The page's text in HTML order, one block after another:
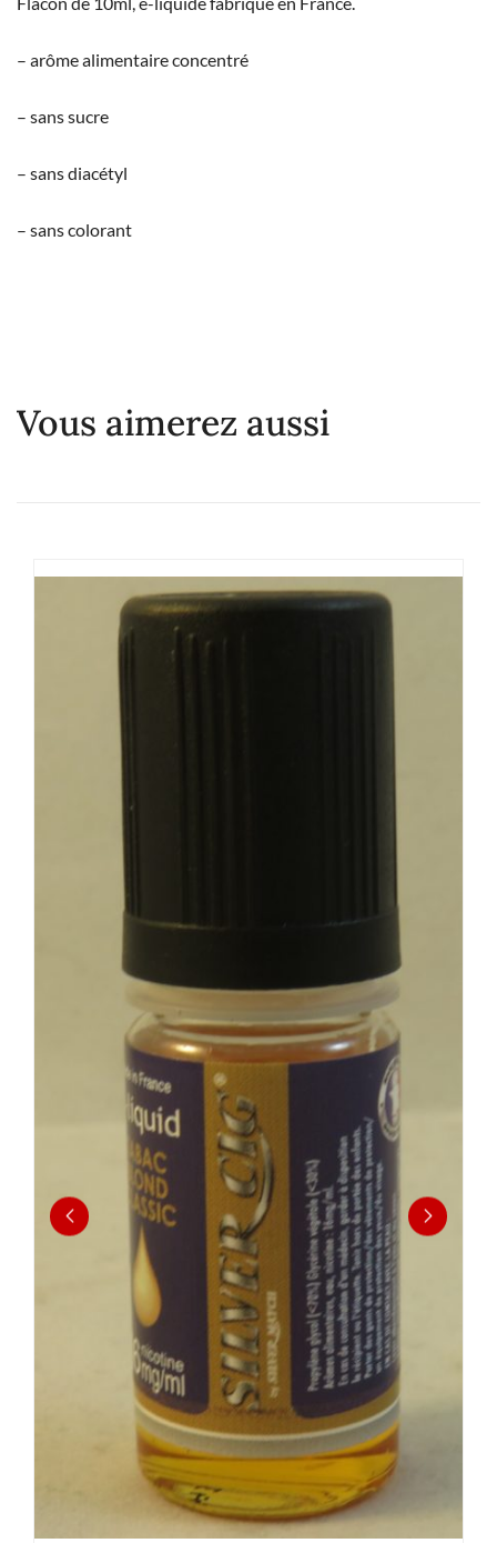
– arôme alimentaire concentré
– sans sucre
– sans diacétyl
– sans colorant
Vous aimerez aussi